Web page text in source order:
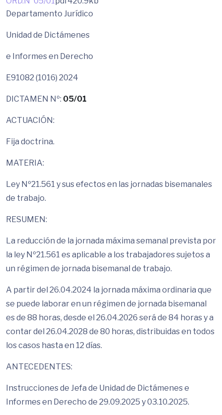
Departamento Jurídico
Unidad de Dictámenes
e Informes en Derecho
E91082 (1016) 2024
DICTAMEN Nº: 05/01
ACTUACIÓN:
Fija doctrina.
MATERIA:
Ley Nº21.561 y sus efectos en las jornadas bisemanales
de trabajo.
RESUMEN:
La reducción de la jornada máxima semanal prevista por
la ley Nº21.561 es aplicable a los trabajadores sujetos a
un régimen de jornada bisemanal de trabajo.
A partir del 26.04.2024 la jornada máxima ordinaria que
se puede laborar en un régimen de jornada bisemanal
es de 88 horas, desde el 26.04.2026 será de 84 horas y a
contar del 26.04.2028 de 80 horas, distribuidas en todos
los casos hasta en 12 días.
ANTECEDENTES:
Instrucciones de Jefa de Unidad de Dictámenes e
Informes en Derecho de 29.09.2025 y 03.10.2025.